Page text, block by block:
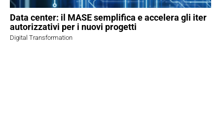
Data center: il MASE semplifica e accelera gli iter
autorizzativi per i nuovi progetti
Digital Transformation